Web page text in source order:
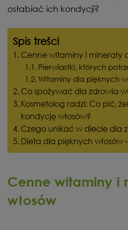
osłabiać ich kondycji?
Spis treści
Cenne witaminy i minerały
Pierwiastki, których
Witaminy dla pięknych
Co spożywać dla zdrowia
Kosmetolog radzi: Co pić,
kondycję włosów?
Czego unikać w diecie dla
Dieta dla pięknych włosów
Cenne witaminy i
włosów